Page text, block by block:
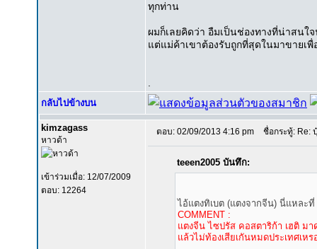
ทุกท่าน
ผมก็เลยคิดว่า อืมเป็นช่องทางที่น่าสน
แต่แม่ค้าเขาต้องรับถูกที่สุดในมาขายเ
กลับไปข้างบน
kimzagass
หาวด้า
เข้าร่วมเมื่อ: 12/07/2009
ตอบ: 12264
ตอบ: 02/09/2013 4:16 pm ชื่อกระทู้: Re:
teeen2005 บันทึก:
ไอ้แตงทิเบต (แตงจากจีน) นี่แหละ
COMMENT :
แตงจีน ไซปรัส คอสตาริก้า เฮติ ม
แล้วไม่ท้องเสียเกันหมดประเทศเ